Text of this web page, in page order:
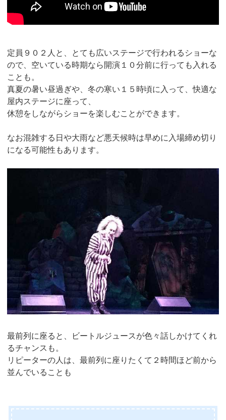
定員９０２人と、とても広いステージで行われるショーな
ので、空いている時期なら開演１０分前に行っても入れる
ことも。
真夏の暑い昼過ぎや、冬の寒い１５時頃に入って、快適な
屋内ステージに座って、
休憩をしながらショーを楽しむことができます。
なお混雑する日や大雨など悪天候時は早めに入場締め切り
になる可能性もあります。
最前列に座ると、ビートルジュースが色々話しかけてくれ
るチャンスも。
リピーターの人は、最前列に座りたくて２時間ほど前から
並んでいることも